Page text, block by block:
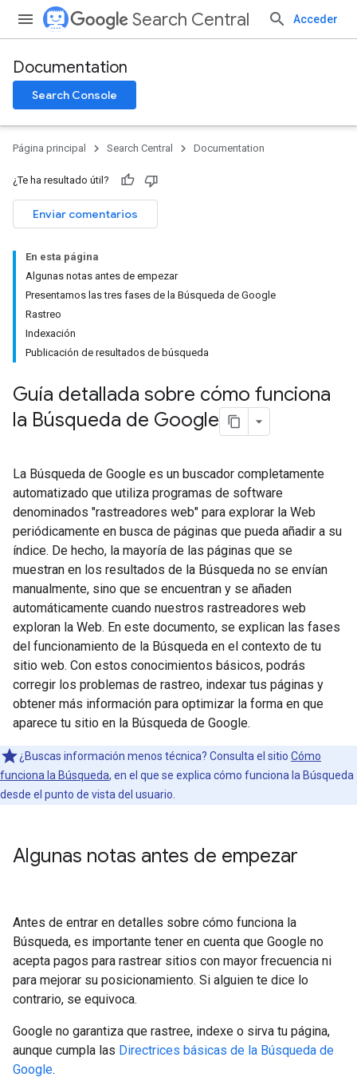
Search Central Acceder
Documentation
Search Console
Página principal Search Central Documentation
¿Te ha resultado útil?
Enviar comentarios
En esta página
Algunas notas antes de empezar
Presentamos las tres fases de la Búsqueda de Google
Rastreo
Indexación
Publicación de resultados de búsqueda
Guía detallada sobre cómo funciona
la Búsqueda de Google
La Búsqueda de Google es un buscador completamente
automatizado que utiliza programas de software
denominados "rastreadores web" para explorar la Web
periódicamente en busca de páginas que pueda añadir a su
índice. De hecho, la mayoría de las páginas que se
muestran en los resultados de la Búsqueda no se envían
manualmente, sino que se encuentran y se añaden
automáticamente cuando nuestros rastreadores web
exploran la Web. En este documento, se explican las fases
del funcionamiento de la Búsqueda en el contexto de tu
sitio web. Con estos conocimientos básicos, podrás
corregir los problemas de rastreo, indexar tus páginas y
obtener más información para optimizar la forma en que
aparece tu sitio en la Búsqueda de Google.
¿Buscas información menos técnica? Consulta el sitio Cómo
funciona la Búsqueda, en el que se explica cómo funciona la Búsqueda
desde el punto de vista del usuario.
Algunas notas antes de empezar
Antes de entrar en detalles sobre cómo funciona la
Búsqueda, es importante tener en cuenta que Google no
acepta pagos para rastrear sitios con mayor frecuencia ni
para mejorar su posicionamiento. Si alguien te dice lo
contrario, se equivoca.
Google no garantiza que rastree, indexe o sirva tu página,
aunque cumpla las Directrices básicas de la Búsqueda de
Google.